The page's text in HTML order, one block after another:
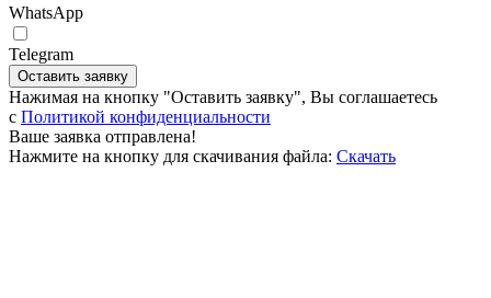
WhatsApp
Telegram
Оставить заявку
Нажимая на кнопку "Оставить заявку", Вы соглашаетесь
c Политикой конфиденциальности
Ваше заявка отправлена!
Нажмите на кнопку для скачивания файла: Скачать